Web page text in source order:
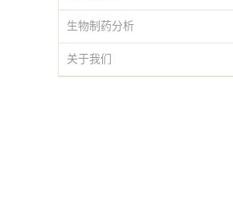
生物制药分析
关于我们